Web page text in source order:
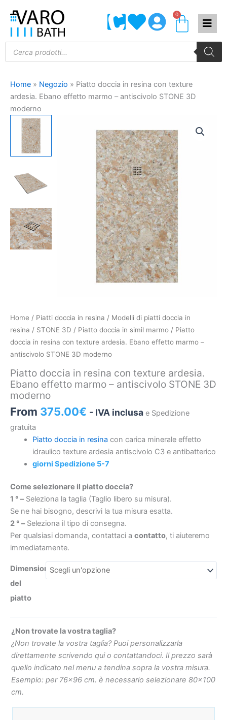
contenuto
0
€605 €765
Products
search
Home » Negozio » Piatto doccia in resina con texture
ardesia. Ebano effetto marmo – antiscivolo STONE 3D
moderno
Home / Piatti doccia in resina / Modelli di piatti doccia in
resina / STONE 3D / Piatto doccia in simil marmo / Piatto
doccia in resina con texture ardesia. Ebano effetto marmo –
antiscivolo STONE 3D moderno
Piatto doccia in resina con texture ardesia.
Ebano effetto marmo – antiscivolo STONE 3D
moderno
From 375.00€ - IVA inclusa e Spedizione
gratuita
Piatto doccia in resina con carica minerale effetto
idraulico texture ardesia antiscivolo C3 e antibatterico
giorni Spedizione 5-7
Come selezionare il piatto doccia?
1 ° –Seleziona la taglia (Taglio libero su misura).
Se ne hai bisogno, descrivi la tua misura esatta.
2 ° –Seleziona il tipo di consegna.
Per qualsiasi domanda, contattaci a contatto, ti aiuteremo
immediatamente.
Dimensioni
del
piatto
¿Non trovate la vostra taglia?
¿Non trovate la vostra taglia? Puoi personalizzarla
direttamente scrivendo qui o contattandoci. Il prezzo sarà
quello indicato nel menu a tendina sopra la vostra misura.
Esempio: per 76×96 cm. è necessario selezionare 80×100
cm.
Piatto
doccia
in
resina
texture
ardesia.
effetto
marmo
antiscivolo
STONE
moderno
quantità